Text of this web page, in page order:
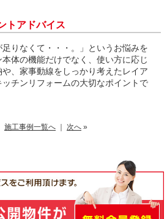
トアドバイス
足りなくて・・・。」というお悩みを
体の機能だけでなく、使い方に応じ
、家事動線をしっかり考えたレイア
チンリフォームの大切なポイントで
施工事例一覧へ 次へ »